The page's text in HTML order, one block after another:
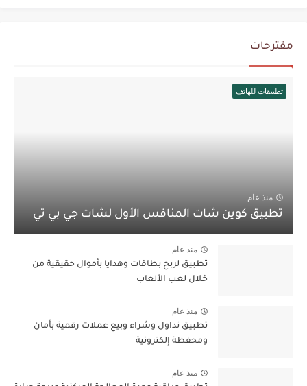
مقترحات
تطبيقات للهاتف
منذ عام
تطبيق كوين شات المنافس الأول لشات جي بي تي
منذ عام
تطبيق لربح بطاقات وهدايا بأموال حقيقية من
خلال لعب الألعاب
منذ عام
تطبيق تداول وشراء وبيع عملات رقمية بأمان
ومحفظة إلكترونية
منذ عام